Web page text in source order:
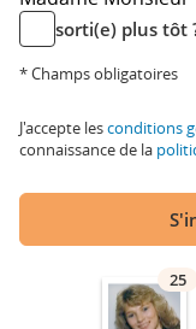
sorti(e) plus tôt
* Champs obligatoires
J'accepte lesconditions
connaissance de la
25